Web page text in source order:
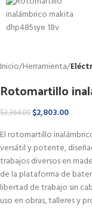
Inicio Herramienta
Rotomartillo
$3,364.00 $2,803.00
El rotomartillo
versátil y potente,
trabajos diversos en
de la plataforma de
libertad de trabajo sin
uso en obras, talleres y